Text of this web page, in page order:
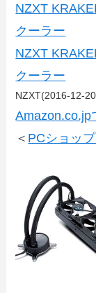
NZXT
クーラー
NZXT
クーラー
NZXT(2016-12-
Amazon.co.jp
＜ PCショッ